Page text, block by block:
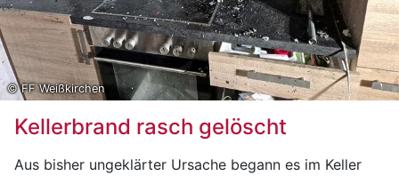
© FF Weißkirchen
Kellerbrand rasch gelöscht
Aus bisher ungeklärter Ursache begann es im Keller